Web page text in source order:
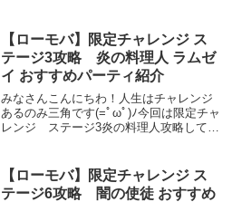
よ！それではやっていきましょう。
【ローモバ】限定チャレンジ ス
テージ3攻略 炎の料理人 ラムゼ
イ おすすめパーティ紹介
みなさんこんにちわ！人生はチャレンジ
あるのみ三角です(=ﾟωﾟ)ﾉ今回は限定チャ
レンジ ステージ3炎の料理人攻略してい
の料理人 ラムゼイ おすすめパーティ紹介
【ローモバ...
【ローモバ】限定チャレンジ ス
テージ6攻略 闇の使徒 おすすめ